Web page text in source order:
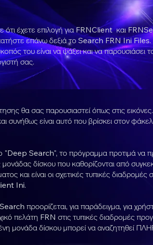
ότι έχετε επιλογή για FRNClient και
επάνω δεξιά το Search FRN Ini Files.
του είναι να ψάξει και να παρουσιάσει
σας.
θα σας παρουσιαστεί όπως στις
συνήθως είναι αυτό που βρίσκει στον
"Deep Search", το πρόγραμμα προτιμά να
δίσκου που καθορίζονται από
και είναι οι σχετικές τυπικές διαδρομές
Ini.
προορίζεται, για παράδειγμα, για
πελάτη FRN στις τυπικές διαδρομές
μονάδα δίσκου μπορεί να αναζητηθεί